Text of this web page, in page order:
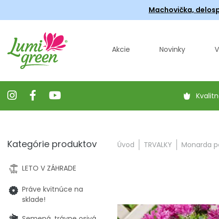
Machovička,
Akcie Novinky
Úvod TRVALKY Monarda
Kategórie produktov
LETO V ZÁHRADE
Práve kvitnúce na
sklade!